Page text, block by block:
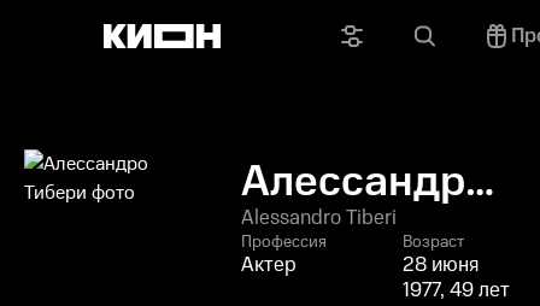
Алессандро
Тибери
Alessandro Tiberi
Профессия
Актер
Возраст
28 июня
1977, 49 лет